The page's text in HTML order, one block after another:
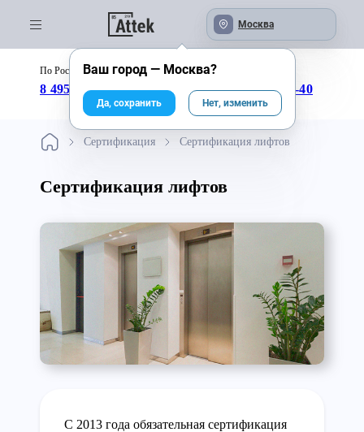
Москва
По России бесплатно:
8 495 246-04-43 8 800 333-25-40
Сертификация Сертификация лифтов
Сертификация лифтов
С 2013 года обязательная сертификация
Ваш город — Москва?
Да, сохранить Нет, изменить